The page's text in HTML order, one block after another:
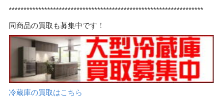
******************************************************************
同商品の買取も募集中です！
冷蔵庫の買取はこちら